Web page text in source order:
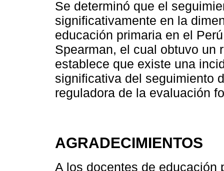
Se determinó que el
significativamente en la
educación primaria en el
Spearman, el cual obtuvo un
establece que existe una
significativa del seguimiento
reguladora de la evaluación
AGRADECIMIENTOS
A los docentes de educación